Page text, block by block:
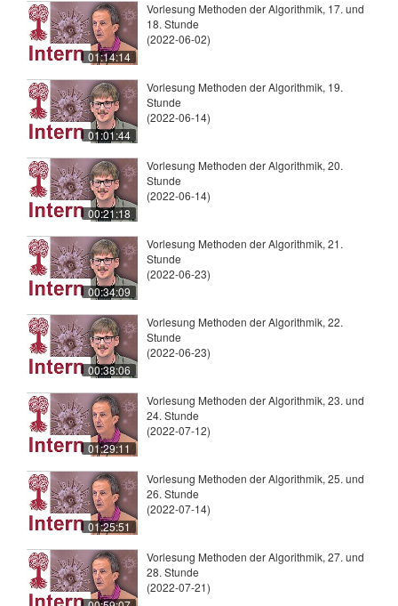
01:14:14
Vorlesung Methoden der Algorithmik, 17. und
18. Stunde
(2022-06-02)
01:01:44
Vorlesung Methoden der Algorithmik, 19.
Stunde
(2022-06-14)
00:21:18
Vorlesung Methoden der Algorithmik, 20.
Stunde
(2022-06-14)
00:34:09
Vorlesung Methoden der Algorithmik, 21.
Stunde
(2022-06-23)
00:38:06
Vorlesung Methoden der Algorithmik, 22.
Stunde
(2022-06-23)
01:29:11
Vorlesung Methoden der Algorithmik, 23. und
24. Stunde
(2022-07-12)
01:25:51
Vorlesung Methoden der Algorithmik, 25. und
26. Stunde
(2022-07-14)
Vorlesung Methoden der Algorithmik, 27. und
28. Stunde
(2022-07-21)